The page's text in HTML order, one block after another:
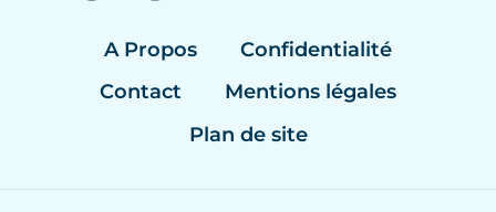
A Propos
Confidentialité
Contact
Mentions légales
Plan de site